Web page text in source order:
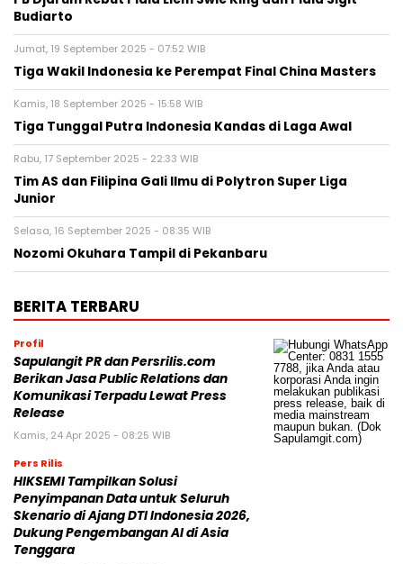
Budiarto
Jumat, 19 September 2025 - 07:52 WIB
Tiga Wakil Indonesia ke Perempat Final China Masters
Kamis, 18 September 2025 - 15:58 WIB
Tiga Tunggal Putra Indonesia Kandas di Laga Awal
Rabu, 17 September 2025 - 22:33 WIB
Tim AS dan Filipina Gali Ilmu di Polytron Super Liga
Junior
Selasa, 16 September 2025 - 08:35 WIB
Nozomi Okuhara Tampil di Pekanbaru
BERITA TERBARU
Profil
Sapulangit PR dan Persrilis.com
Berikan Jasa Public Relations dan
Komunikasi Terpadu Lewat Press
Release
Kamis, 24 Apr 2025 - 08:25 WIB
Pers Rilis
HIKSEMI Tampilkan Solusi
Penyimpanan Data untuk Seluruh
Skenario di Ajang DTI Indonesia 2026,
Dukung Pengembangan AI di Asia
Tenggara